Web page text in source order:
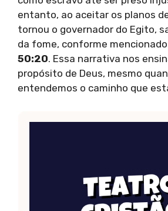
entanto, ao aceitar os planos
tornou o governador do Egito,
da fome, conforme
50:20. Essa narrativa nos
propósito de Deus, mesmo
entendemos o caminho que